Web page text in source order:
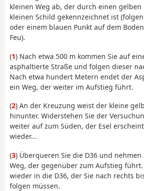
kleinen Weg ab, der durch einen gelben
kleinen Schild gekennzeichnet ist
oder einem blauen Punkt auf dem
Feu).
(1) Nach etwa 500 m kommen Sie auf
asphaltierte Straße und folgen dieser
Nach etwa hundert Metern endet der
ein Weg, der weiter im Aufstieg führt.
(2) An der Kreuzung weist der kleine
hinunter. Widerstehen Sie der
weiter auf zum Süden, der Esel
wieder...
(3) Überqueren Sie die D36 und nehmen
Weg, der gegenüber zum Aufstieg
wieder in die D36, der Sie nach rechts
folgen müssen.